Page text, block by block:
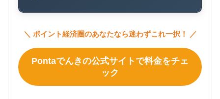
＼ ポイント経済圏のあなたなら迷わずこれ一択！ ／
Pontaでんきの公式サイトで料金をチェ
ック